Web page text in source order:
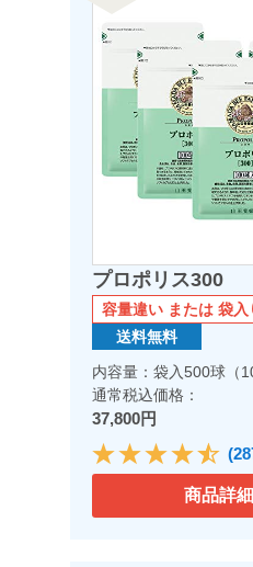
プロポリス300
容量違い または 袋入
送料無料
内容量：袋入500球（
通常税込価格：
37,800円
商品詳